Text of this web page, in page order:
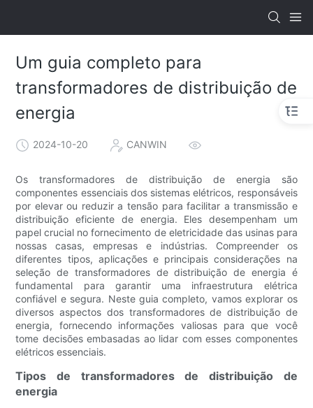
Um guia completo para
transformadores de distribuição de
energia
2024-10-20 CANWIN
Os transformadores de distribuição de energia são
componentes essenciais dos sistemas elétricos, responsáveis
​​por elevar ou reduzir a tensão para facilitar a transmissão e
distribuição eficiente de energia. Eles desempenham um
papel crucial no fornecimento de eletricidade das usinas para
nossas casas, empresas e indústrias. Compreender os
diferentes tipos, aplicações e principais considerações na
seleção de transformadores de distribuição de energia é
fundamental para garantir uma infraestrutura elétrica
confiável e segura. Neste guia completo, vamos explorar os
diversos aspectos dos transformadores de distribuição de
energia, fornecendo informações valiosas para que você
tome decisões embasadas ao lidar com esses componentes
elétricos essenciais.
Tipos de transformadores de distribuição de
energia